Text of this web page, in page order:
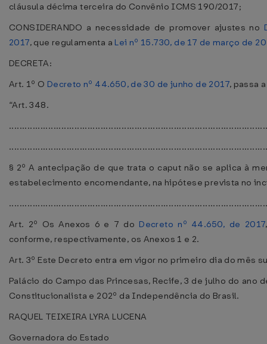
cláusula décima terceira do Convênio ICMS 190/2017;
CONSIDERANDO a necessidade de promover ajustes no
2017, que regulamenta a Lei nº 15.730, de 17 de março de
DECRETA:
Art. 1º O Decreto nº 44.650, de 30 de junho de 2017, passa
“Art. 348.
§ 2º A antecipação de que trata o caput não se aplica à
estabelecimento encomendante, na hipótese prevista no
Art. 2º Os Anexos 6 e 7 do Decreto nº 44.650, de 2017
conforme, respectivamente, os Anexos 1 e 2.
Art. 3º Este Decreto entra em vigor no primeiro dia do mês
Palácio do Campo das Princesas, Recife, 3 de julho do ano
Constitucionalista e 202º da Independência do Brasil.
RAQUEL TEIXEIRA LYRA LUCENA
Governadora do Estado